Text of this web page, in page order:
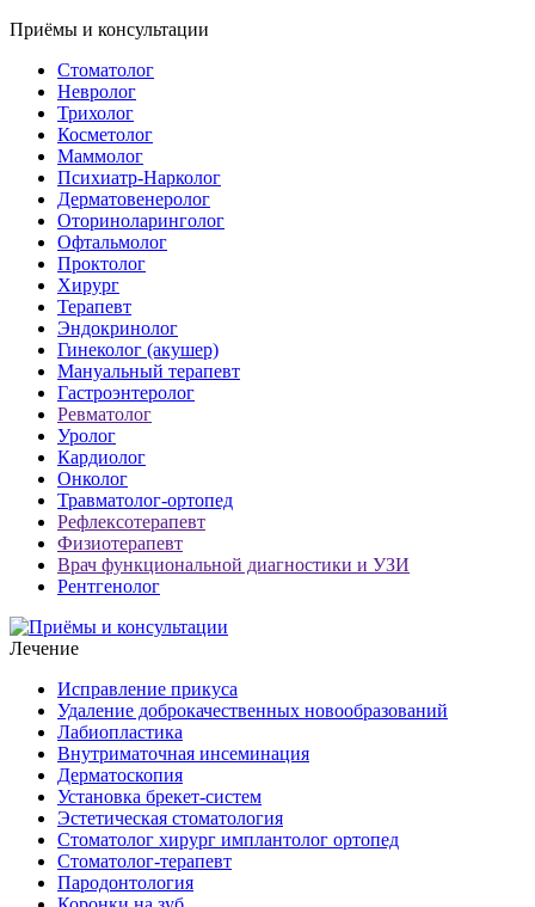
Приёмы и консультации
Стоматолог
Невролог
Трихолог
Косметолог
Маммолог
Психиатр-Нарколог
Дерматовенеролог
Оториноларинголог
Офтальмолог
Проктолог
Хирург
Терапевт
Эндокринолог
Гинеколог (акушер)
Мануальный терапевт
Гастроэнтеролог
Ревматолог
Уролог
Кардиолог
Онколог
Травматолог-ортопед
Рефлексотерапевт
Физиотерапевт
Врач функциональной диагностики и УЗИ
Рентгенолог
Лечение
Исправление прикуса
Удаление доброкачественных новообразований
Лабиопластика
Внутриматочная инсеминация
Дерматоскопия
Установка брекет-систем
Эстетическая стоматология
Стоматолог хирург имплантолог ортопед
Стоматолог-терапевт
Пародонтология